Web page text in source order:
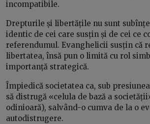
incompatibile.
Drepturile și libertățile nu sunt
identic de cei care susțin și de cei ce
referendumul. Evanghelicii susțin că
libertatea, însă pun o limită cu rol
importanță strategică.
Împiedică societatea ca, sub
să distrugă «celula de bază a
odinioară), salvând-o cumva de la o
autodistrugere.